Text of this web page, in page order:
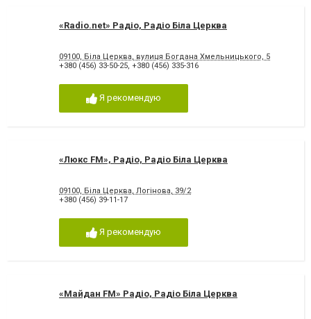
«Radio.net» Радіо, Радіо Біла Церква
09100, Біла Церква, вулиця Богдана Хмельницького, 5
+380 (456) 33-50-25, +380 (456) 335-316
Я рекомендую
«Люкс FM», Радіо, Радіо Біла Церква
09100, Біла Церква, Логінова, 39/2
+380 (456) 39-11-17
Я рекомендую
«Майдан FM» Радіо, Радіо Біла Церква